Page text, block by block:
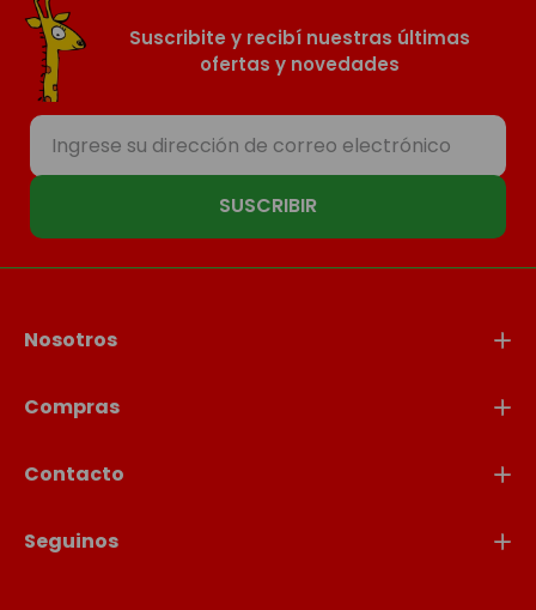
Suscribite y recibí nuestras últimas
ofertas y novedades
SUSCRIBIR
Nosotros
Compras
Contacto
Seguinos